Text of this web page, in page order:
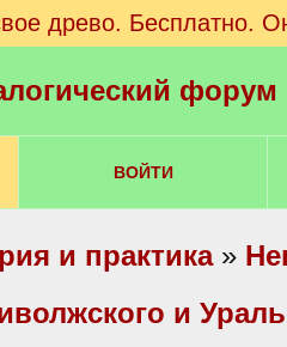
древо. Бесплатно.
ВОЙТИ
и практика»
и